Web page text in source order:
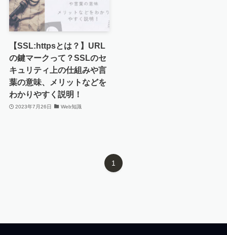
【SSL:httpsとは？】URL
の鍵マークって？SSLのセ
キュリティ上の仕組みや言
葉の意味、メリットなどを
わかりやすく説明！
2023年7月26日 Web知識
1